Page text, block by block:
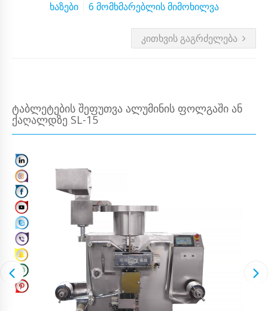
ხაზები 6 მომხმარებლის მიმოხილვა
ᲙᲘᲗᲮᲕᲘᲡ ᲒᲐᲒᲠᲫᲔᲚᲔᲑᲐ
ᲢᲐᲑᲚᲔᲢᲔᲑᲘᲡ ᲨᲔᲤᲣᲗᲕᲐ ᲐᲚᲣᲛᲘᲜᲘᲡ ᲤᲝᲚᲒᲐᲨᲘ ᲐᲜ
ᲥᲐᲦᲐᲚᲓᲖᲔ SL-15